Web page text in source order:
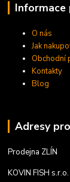
Informace
O nás
Jak
Obchodní
Kontakty
Blog
Adresy
Prodejna ZLÍN
KOVIN FISH s.r.o.